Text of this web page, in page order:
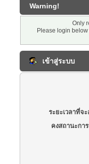
Warning!
Only
Please login
เข้าสู่ระบบ
ระยะเวลาที่จ
คงสถานะกา